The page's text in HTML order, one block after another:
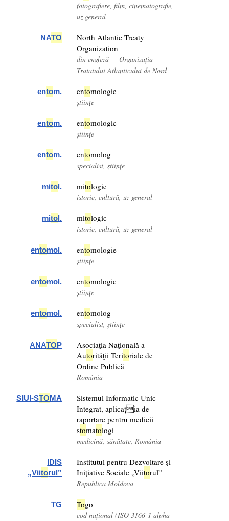
fotografiere, film, cinematografie,
uz general
NATO
North Atlantic Treaty
Organization
din engleză — Organizația
Tratatului Atlanticului de Nord
entom. entomologie
științe
entom. entomologic
științe
entom. entomolog
specialist, științe
mitol. mitologie
istorie, cultură, uz general
mitol. mitologic
istorie, cultură, uz general
entomol. entomologie
științe
entomol. entomologic
științe
entomol. entomolog
specialist, științe
ANATOP
Asociaţia Naţională a
Autorităţii Teritoriale de
Ordine Publică
România
SIUI-STOMA
Sistemul Informatic Unic
Integrat, aplicația de
raportare pentru medicii
stomatologi
medicină, sănătate, România
IDIS
„Viitorul”
Institutul pentru Dezvoltare şi
Iniţiative Sociale „Viitorul”
Republica Moldova
TG Togo
cod național (ISO 3166-1 alpha-